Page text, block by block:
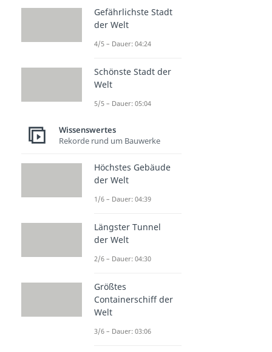
Gefährlichste Stadt
der Welt
4/5 – Dauer: 04:24
Schönste Stadt der
Welt
5/5 – Dauer: 05:04
Wissenswertes
Rekorde rund um Bauwerke
Höchstes Gebäude
der Welt
1/6 – Dauer: 04:39
Längster Tunnel
der Welt
2/6 – Dauer: 04:30
Größtes
Containerschiff der
Welt
3/6 – Dauer: 03:06